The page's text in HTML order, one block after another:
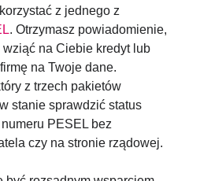
z jednego z
. Otrzymasz powiadomienie,
wziąć na Ciebie kredyt lub
na Twoje dane.
z trzech pakietów
stanie sprawdzić status
PESEL bez
czy na stronie rządowej.